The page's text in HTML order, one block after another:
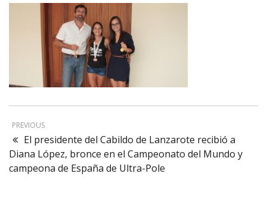
PREVIOUS
El presidente del Cabildo de Lanzarote recibió a
Diana López, bronce en el Campeonato del Mundo y
campeona de España de Ultra-Pole